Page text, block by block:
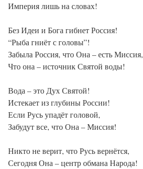
Империя лишь на словах!
Без Идеи и Бога гибнет Россия!
“Рыба гниёт с головы”!
Забыла Россия, что Она – есть Миссия,
Что она – источник Святой воды!
Вода – это Дух Святой!
Истекает из глубины России!
Если Русь упадёт головой,
Забудут все, что Она – Миссия!
Никто не верит, что Русь вернётся,
Сегодня Она – центр обмана Народа!